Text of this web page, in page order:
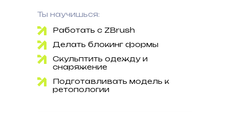
Ты научишься:
Работать с ZBrush
Делать блокинг формы
Скульптить одежду и
снаряжение
Подготавливать модель к
ретопологии